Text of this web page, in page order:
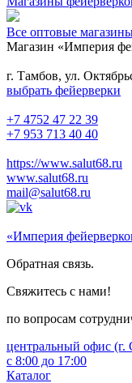
Все оптовые
Магазин «Империя
г. Тамбов, ул.
выбрать фейерверки
+7 4752 47 22 39
+7 953 713 40 40
https://www.salut68.ru
www.salut68.ru
mail@salut68.ru
«Империя
Обратная связь.
Свяжитесь с нами!
по вопросам
центральный офис (г.
с 8:00 до 17:00
Каталог